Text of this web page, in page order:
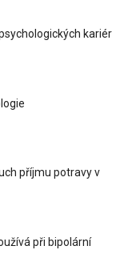
kariér
příjmu potravy v
při bipolární